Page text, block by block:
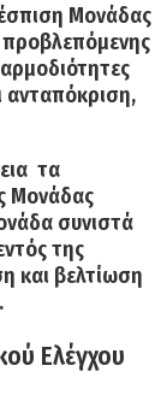
Μονάδας
ανταπόκριση,
τα
Μονάδας
συνιστά
της
και βελτίωση
Ελέγχου